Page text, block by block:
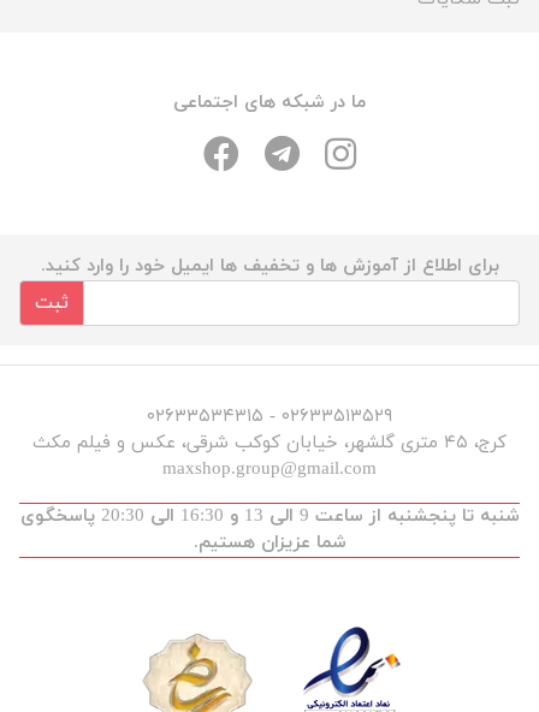
ما در شبکه های اجتماعی
برای اطلاع از آموزش ها و تخفیف ها ایمیل خود را وارد کنید.
ثبت
۰۲۶۳۳۵۱۳۵۲۹ - ۰۲۶۳۳۵۳۴۳۱۵
کرج، ۴۵ متری گلشهر، خیابان کوکب شرقی، عکس و فیلم مکث
maxshop.group@gmail.com
شنبه تا پنجشنبه از ساعت 9 الی 13 و 16:30 الی 20:30 پاسخگوی
شما عزیزان هستیم.